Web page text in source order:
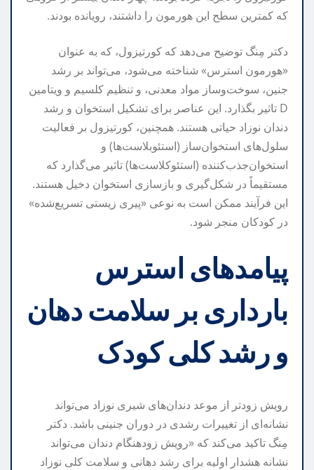
که کمترین سطح این هورمون را داشتند، رویانده بودند.
دکتر مِنگ توضیح می‌دهد که کورتیزول، که به عنوان
«هورمون استرس» شناخته می‌شود، می‌تواند بر رشد
جنین، سوخت‌وساز مواد معدنی، و تنظیم کلسیم و ویتامین
D تاثیر بگذارد. این عناصر برای تشکیل استخوان و رشد
دندان نوزاد حیاتی هستند. همچنین، کورتیزول بر فعالیت
سلول‌های استخوان‌ساز (استئوبلاست‌ها) و
استخوان‌جذب‌کننده (استئوکلاست‌ها) تاثیر می‌گذارد که
مستقیماً در شکل‌گیری و بازسازی استخوان دخیل هستند.
این فرآیند ممکن است به نوعی «پیری زیستی تسریع‌شده»
در کودکان منجر شود.
پیامدهای استرس
بارداری بر سلامت دهان
و رشد کلی کودک
رویش زودتر از موعد دندان‌های شیری نوزاد می‌تواند
نشانه‌ای از تغییرات رشدی در دوران جنینی باشد. دکتر
مِنگ تاکید می‌کند که «رویش زودهنگام دندان می‌تواند
نشانه هشدار اولیه برای رشد دهانی و سلامت کلی نوزاد